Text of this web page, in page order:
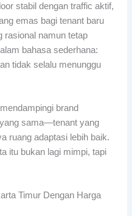
stabil dengan traffic aktif,
emas bagi tenant baru
rasional namun tetap
bahasa sederhana:
tidak selalu menunggu
brand
sama—tenant yang
ruang adaptasi lebih baik.
itu bukan lagi mimpi, tapi
Timur Dengan Harga